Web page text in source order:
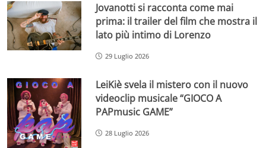
Jovanotti si racconta come mai
prima: il trailer del film che mostra il
lato più intimo di Lorenzo
29 Luglio 2026
LeiKiè svela il mistero con il nuovo
videoclip musicale “GIOCO A
PAPmusic GAME”
28 Luglio 2026